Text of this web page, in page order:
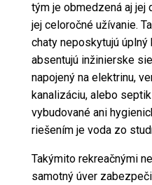
tým je obmedzená aj
jej celoročné užívanie.
chaty neposkytujú
absentujú inžinierske
napojený na elektrinu,
kanalizáciu, alebo
vybudované ani
riešením je voda zo
Takýmito rekreačnými
samotný úver